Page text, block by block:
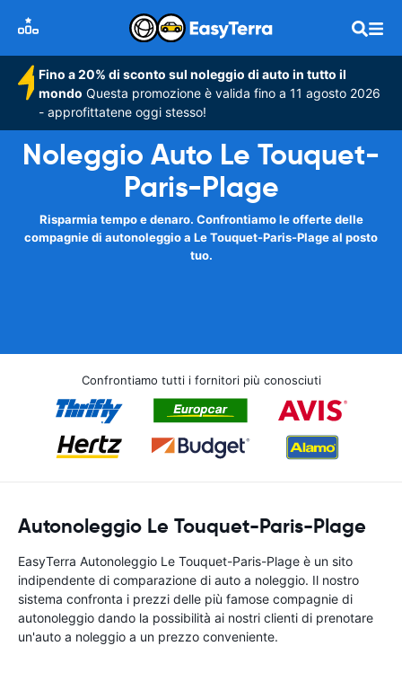
Fino a 20% di sconto sul noleggio di auto in tutto il
mondo Questa promozione è valida fino a 11 agosto 2026
- approfittatene oggi stesso!
Noleggio Auto Le Touquet-
Paris-Plage
Risparmia tempo e denaro. Confrontiamo le offerte delle
compagnie di autonoleggio a Le Touquet-Paris-Plage al posto
tuo.
Confrontiamo tutti i fornitori più conosciuti
Autonoleggio Le Touquet-Paris-Plage
EasyTerra Autonoleggio Le Touquet-Paris-Plage è un sito
indipendente di comparazione di auto a noleggio. Il nostro
sistema confronta i prezzi delle più famose compagnie di
autonoleggio dando la possibilità ai nostri clienti di prenotare
un'auto a noleggio a un prezzo conveniente.